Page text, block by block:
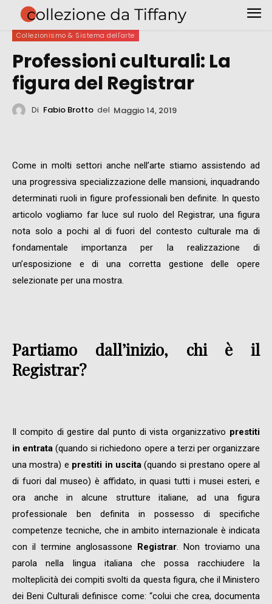
Collezionismo & Sistema dell'arte
Professioni culturali: La
figura del Registrar
Di Fabio Brotto del Maggio 14, 2019
Come in molti settori anche nell’arte stiamo assistendo ad
una progressiva specializzazione delle mansioni, inquadrando
determinati ruoli in figure professionali ben definite. In questo
articolo vogliamo far luce sul ruolo del Registrar, una figura
nota solo a pochi al di fuori del contesto culturale ma di
fondamentale importanza per la realizzazione di
un’esposizione e di una corretta gestione delle opere
selezionate per una mostra.
Partiamo dall’inizio, chi è il
Registrar?
Il compito di gestire dal punto di vista organizzativo prestiti
in entrata (quando si richiedono opere a terzi per organizzare
una mostra) e prestiti in uscita (quando si prestano opere al
di fuori dal museo) è affidato, in quasi tutti i musei esteri, e
ora anche in alcune strutture italiane, ad una figura
professionale ben definita in possesso di specifiche
competenze tecniche, che in ambito internazionale è indicata
con il termine anglosassone Registrar . Non troviamo una
parola nella lingua italiana che possa racchiudere la
molteplicità dei compiti svolti da questa figura, che il Ministero
dei Beni Culturali definisce come: “colui che crea, documenta